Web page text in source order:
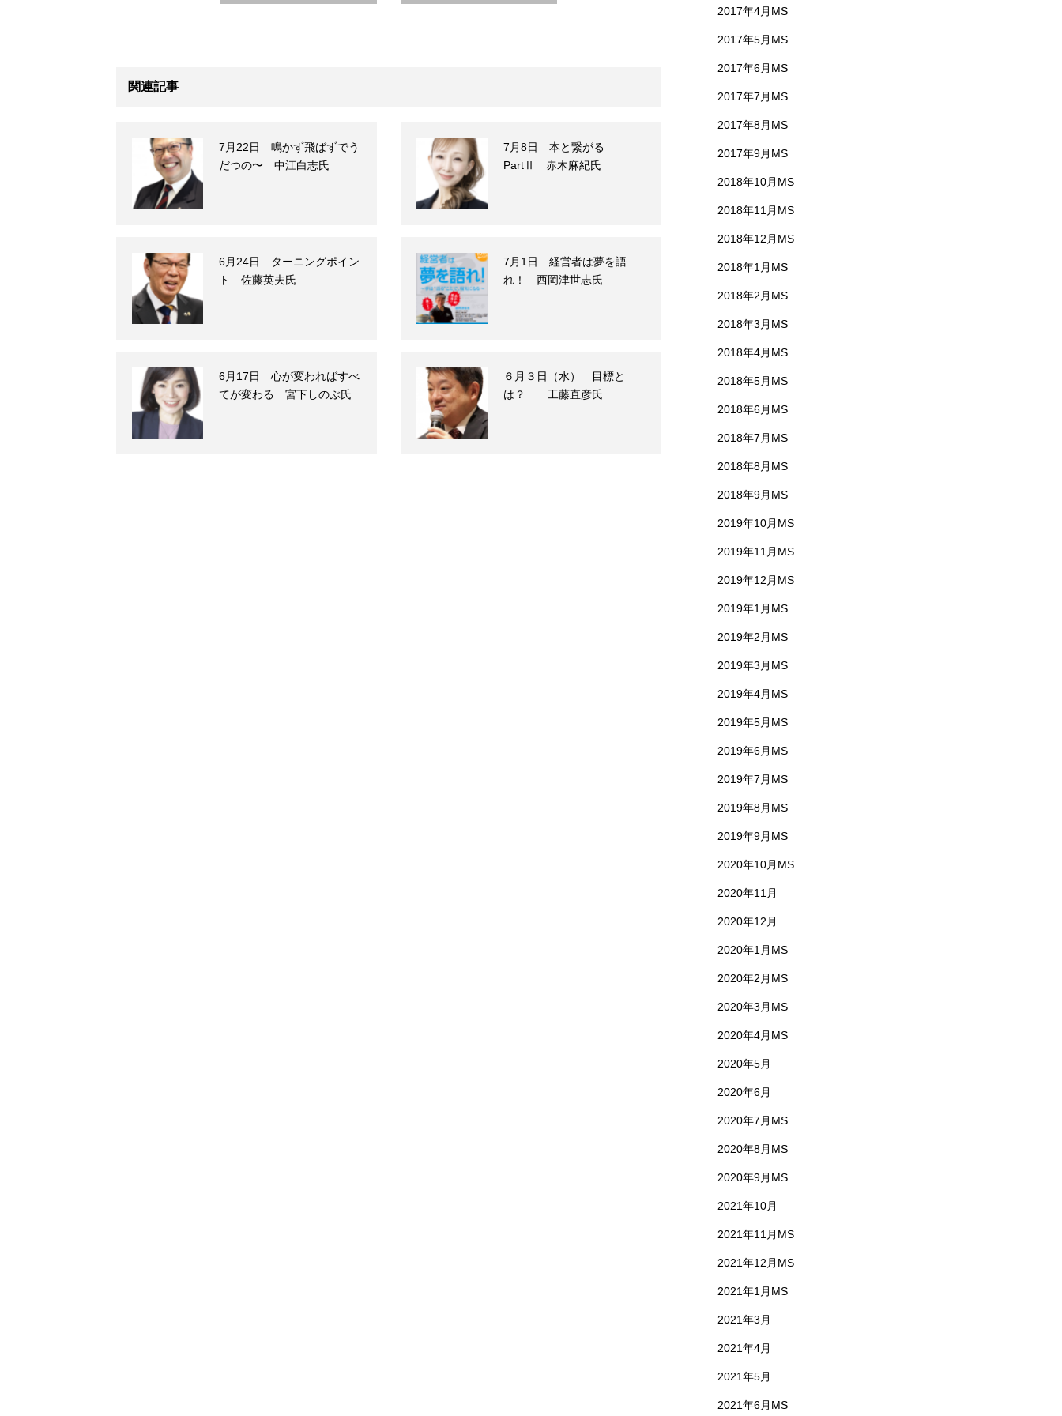
関連記事
7月22日 鳴かず飛ばずでう
だつの〜 中江白志氏
7月8日 本と繋がる
PartⅡ 赤木麻紀氏
6月24日 ターニングポイン
ト 佐藤英夫氏
7月1日 経営者は夢を語
れ！ 西岡津世志氏
6月17日 心が変わればすべ
てが変わる 宮下しのぶ氏
６月３日（水） 目標と
は？ 工藤直彦氏
2017年4月MS
2017年5月MS
2017年6月MS
2017年7月MS
2017年8月MS
2017年9月MS
2018年10月MS
2018年11月MS
2018年12月MS
2018年1月MS
2018年2月MS
2018年3月MS
2018年4月MS
2018年5月MS
2018年6月MS
2018年7月MS
2018年8月MS
2018年9月MS
2019年10月MS
2019年11月MS
2019年12月MS
2019年1月MS
2019年2月MS
2019年3月MS
2019年4月MS
2019年5月MS
2019年6月MS
2019年7月MS
2019年8月MS
2019年9月MS
2020年10月MS
2020年11月
2020年12月
2020年1月MS
2020年2月MS
2020年3月MS
2020年4月MS
2020年5月
2020年6月
2020年7月MS
2020年8月MS
2020年9月MS
2021年10月
2021年11月MS
2021年12月MS
2021年1月MS
2021年3月
2021年4月
2021年5月
2021年6月MS